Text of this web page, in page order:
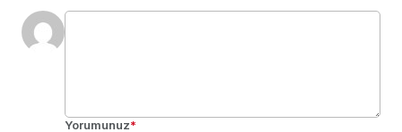
Yorumunuz*